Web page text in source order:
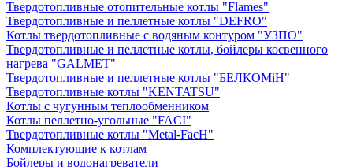
Твердотопливные отопительные котлы "Flames"
Твердотопливные и пеллетные котлы "DEFRO"
Котлы твердотопливные с водяным контуром "УЗПО"
Твердотопливные и пеллетные котлы, бойлеры косвенного
нагрева "GALMET"
Твердотопливные и пеллетные котлы "БЕЛКОМiН"
Твердотопливные котлы "KENTATSU"
Котлы с чугунным теплообменником
Котлы пеллетно-угольные "FACI"
Твердотопливные котлы "Metal-FacH"
Комплектующие к котлам
Бойлеры и водонагреватели